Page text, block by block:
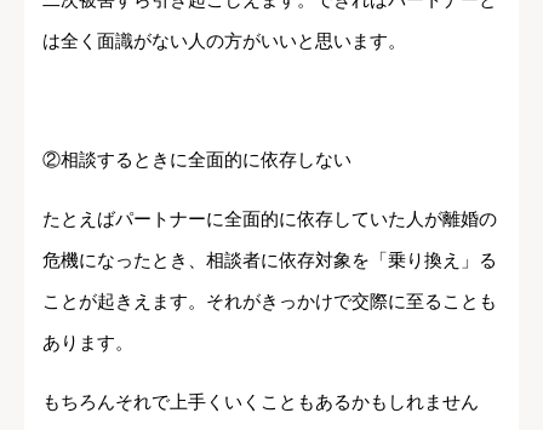
は全く面識がない人の方がいいと思います。
②相談するときに全面的に依存しない
たとえばパートナーに全面的に依存していた人が離婚の
危機になったとき、相談者に依存対象を「乗り換え」る
ことが起きえます。それがきっかけで交際に至ることも
あります。
もちろんそれで上手くいくこともあるかもしれません